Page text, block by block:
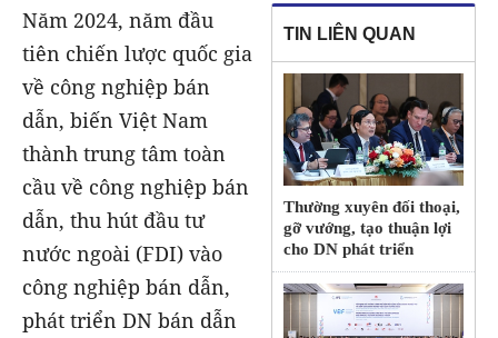
TIN LIÊN QUAN
Thường xuyên đối thoại,
gỡ vướng, tạo thuận lợi
cho DN phát triển
Năm 2024, năm đầu
tiên chiến lược quốc gia
về công nghiệp bán
dẫn, biến Việt Nam
thành trung tâm toàn
cầu về công nghiệp bán
dẫn, thu hút đầu tư
nước ngoài (FDI) vào
công nghiệp bán dẫn,
phát triển DN bán dẫn